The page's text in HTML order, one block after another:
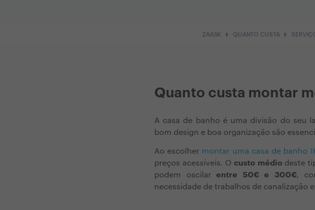
ZAASK arrow_right QUANTO CUSTAarrow_right
Quanto custa montar
A casa de banho é uma divisão do seu
bom design e boa organização são
Ao escolher montar uma casa de banho
preços acessíveis. O custo médio deste
podem oscilar entre 50€ e 300€,
necessidade de trabalhos de canalização